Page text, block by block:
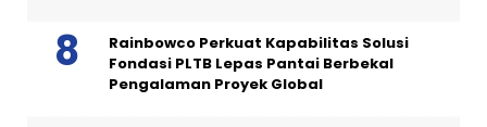
Rainbowco Perkuat Kapabilitas Solusi
Fondasi PLTB Lepas Pantai Berbekal
Pengalaman Proyek Global